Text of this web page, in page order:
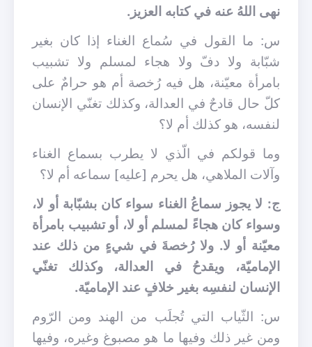
نهى اللهُ عنه في كتابه العزيز.
س: ما القول في سُماع الغناء إذا كان بغير
شبّابة ولا دفّ ولا هجاء لمسلم ولا تشبيب
بامرأة معيّنة، هل فيه رُخصة أم هو حرامٌ على
كلّ حال قادحٌ في العدالة، وكذلك تغنّي الإنسان
لنفسه، هو كذلك أم لا؟
وما قولكم في الّذي لا يطرب بسماع الغناء
وآلات الملاهي، هل يحرم [عليه] سماعه أم لا؟
ج: لا يجوز سماعُ الغناء سواء كان بشبّابة أو لا،
وسواء كان هجاءً لمسلم أو لا، أو تشبيب بامرأة
معيّنة أو لا. ولا رُخصةَ في شيءٍ من ذلك عند
الإماميّة، ويقدحُ في العدالة، وكذلك تغنّي
الإنسان لنفسِه بغير خلافٍ عند الإماميّة.
س: الثّياب التي تُجلَب من الهند ومن الرّوم
ومن غير ذلك وفيها ما هو مصبوغ وغيره، وفيها